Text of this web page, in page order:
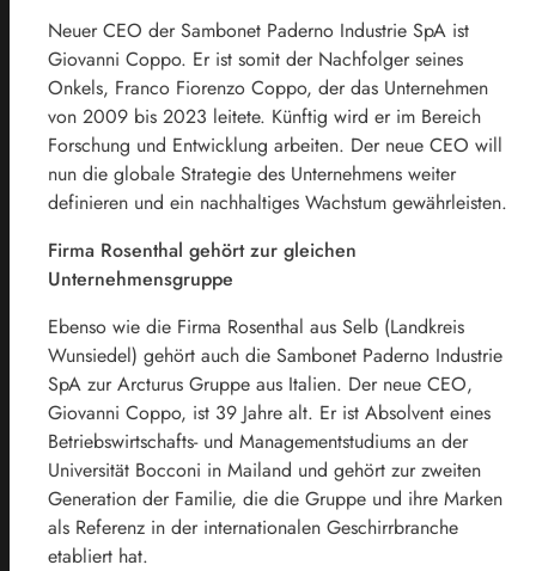
Neuer CEO der Sambonet Paderno Industrie SpA ist
Giovanni Coppo. Er ist somit der Nachfolger seines
Onkels, Franco Fiorenzo Coppo, der das Unternehmen
von 2009 bis 2023 leitete. Künftig wird er im Bereich
Forschung und Entwicklung arbeiten. Der neue CEO will
nun die globale Strategie des Unternehmens weiter
definieren und ein nachhaltiges Wachstum gewährleisten.
Firma Rosenthal gehört zur gleichen
Unternehmensgruppe
Ebenso wie die Firma Rosenthal aus Selb (Landkreis
Wunsiedel) gehört auch die Sambonet Paderno Industrie
SpA zur Arcturus Gruppe aus Italien. Der neue CEO,
Giovanni Coppo, ist 39 Jahre alt. Er ist Absolvent eines
Betriebswirtschafts- und Managementstudiums an der
Universität Bocconi in Mailand und gehört zur zweiten
Generation der Familie, die die Gruppe und ihre Marken
als Referenz in der internationalen Geschirrbranche
etabliert hat.